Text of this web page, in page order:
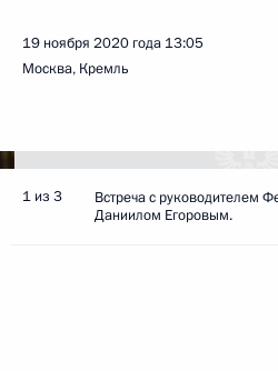
19 ноября 2020 года 13:05
Москва, Кремль
1 из 3
Встреча с руководителем
Даниилом Егоровым.